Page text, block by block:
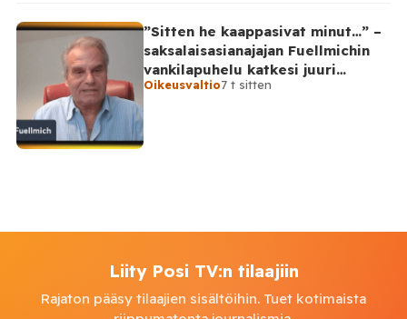
”Sitten he kaappasivat minut…” –
saksalaisasianajajan Fuellmichin
vankilapuhelu katkesi juuri
kriittisellä hetkellä
Oikeusvaltio7 t sitten
Liity Posi TV:n tilaajiin
Rajaton pääsy tilaajien sisältöihin. Tuet kotimaista